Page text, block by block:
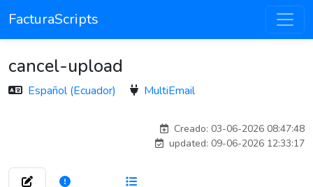
FacturaScripts
cancel-upload
Español (Ecuador) MultiEmail
Creado: 03-06-2026 08:47:48
updated: 09-06-2026 12:33:17